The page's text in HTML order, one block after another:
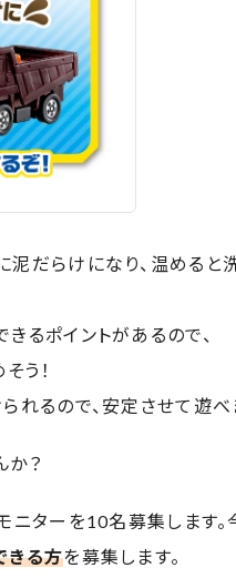
だらけになり、温めると
るポイントがあるので、
う！
れるので、安定させて遊べ
か？
ニターを10名募集します
きる方を募集します。